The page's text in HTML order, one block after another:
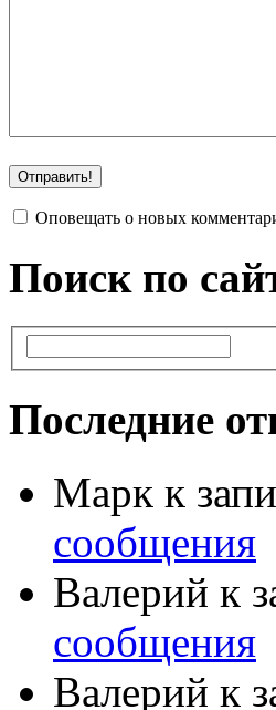
Оповещать о новых
Поиск по
Последние
Марк к
сообщения
Валерий к
сообщения
Валерий к